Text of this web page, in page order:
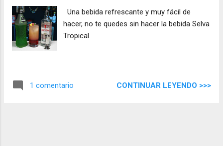
Una bebida refrescante y muy fácil de
hacer, no te quedes sin hacer la bebida Selva
Tropical.
1 comentario CONTINUAR LEYENDO >>>